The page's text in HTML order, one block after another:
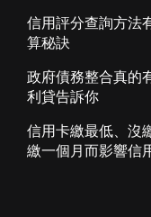
信用評分查詢方法
算秘訣
政府債務整合真的
利貸告訴你
信用卡繳最低、沒
繳一個月而影響信